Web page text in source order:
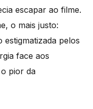
escapar ao filme.
o mais justo:
estigmatizada pelos
face aos
pior da